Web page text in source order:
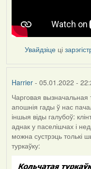
Увайдзіце ці
Harrier- 05.01.2022 -
Чарговая вызначальная
апошнія гады ў нас
іншыя віды галубоў:
аднак у паселішчах і
можна сустрэць толькі
туркаўку: